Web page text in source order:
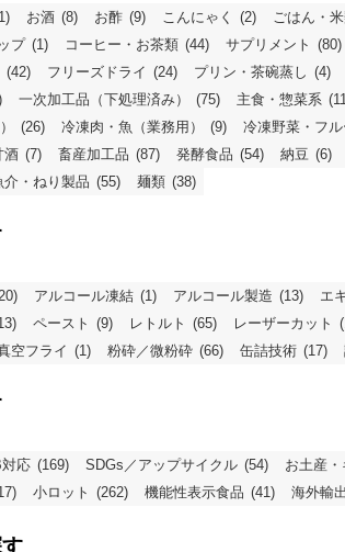
お酒 (8) お酢 (9) こんにゃく (2) ごはん・
プ (1) コーヒー・お茶類 (44) サプリメント (80)
(42) フリーズドライ (24) プリン・茶碗蒸し (4)
一次加工品（下処理済み） (75) 主食・惣菜系
(26) 冷凍肉・魚（業務用） (9) 冷凍野菜・フル
酒 (7) 畜産加工品 (87) 発酵食品 (54) 納豆 (6)
介・ねり製品 (55) 麺類 (38)
アルコール凍結 (1) アルコール製造 (13) エ
ペースト (9) レトルト (65) レーザーカット
空フライ (1) 粉砕／微粉砕 (66) 缶詰技術 (17)
対応 (169) SDGs／アップサイクル (54) お土産
小ロット (262) 機能性表示食品 (41) 海外輸